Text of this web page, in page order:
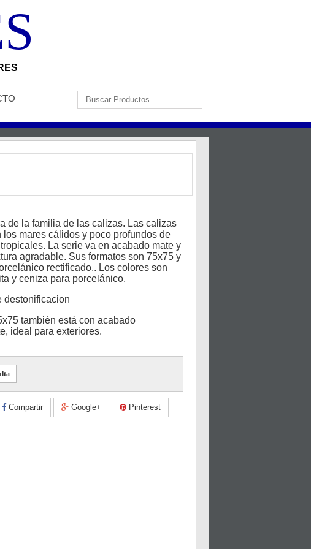
de la familia de las calizas. Las calizas
los mares cálidos y poco profundos de
La serie va en acabado mate y
agradable. Sus formatos son 75x75 y
rectificado.. Los colores son
y ceniza para porcelánico.
destonificacion
también está con acabado
ideal para exteriores.
Compartir Google+ Pinterest